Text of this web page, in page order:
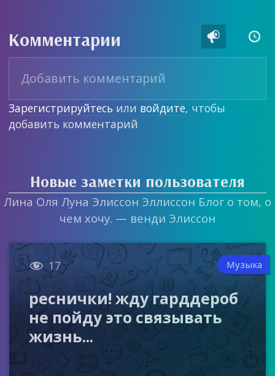
Комментарии  
Зарегистрируйтесь или войдите, чтобы
добавить комментарий
Новые заметки пользователя
Лина Оля Луна Элиссон Эллиссон Блог о том, о
чем хочу. — венди Элиссон
 17 Музыка
реснички! жду гарддероб
не пойду это связывать
жизнь...